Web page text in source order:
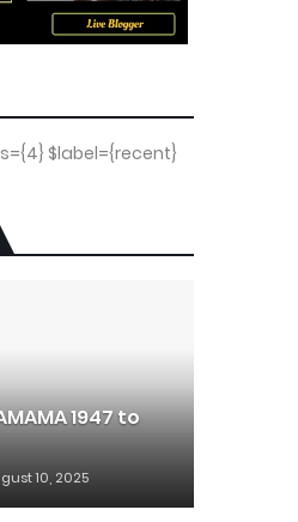
$label={recent}
1947 to
10, 2025